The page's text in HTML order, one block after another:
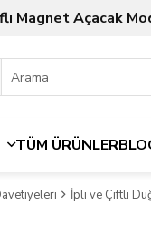
Magnet Açacak
TÜM ÜRÜNLER
İpli ve Çiftli